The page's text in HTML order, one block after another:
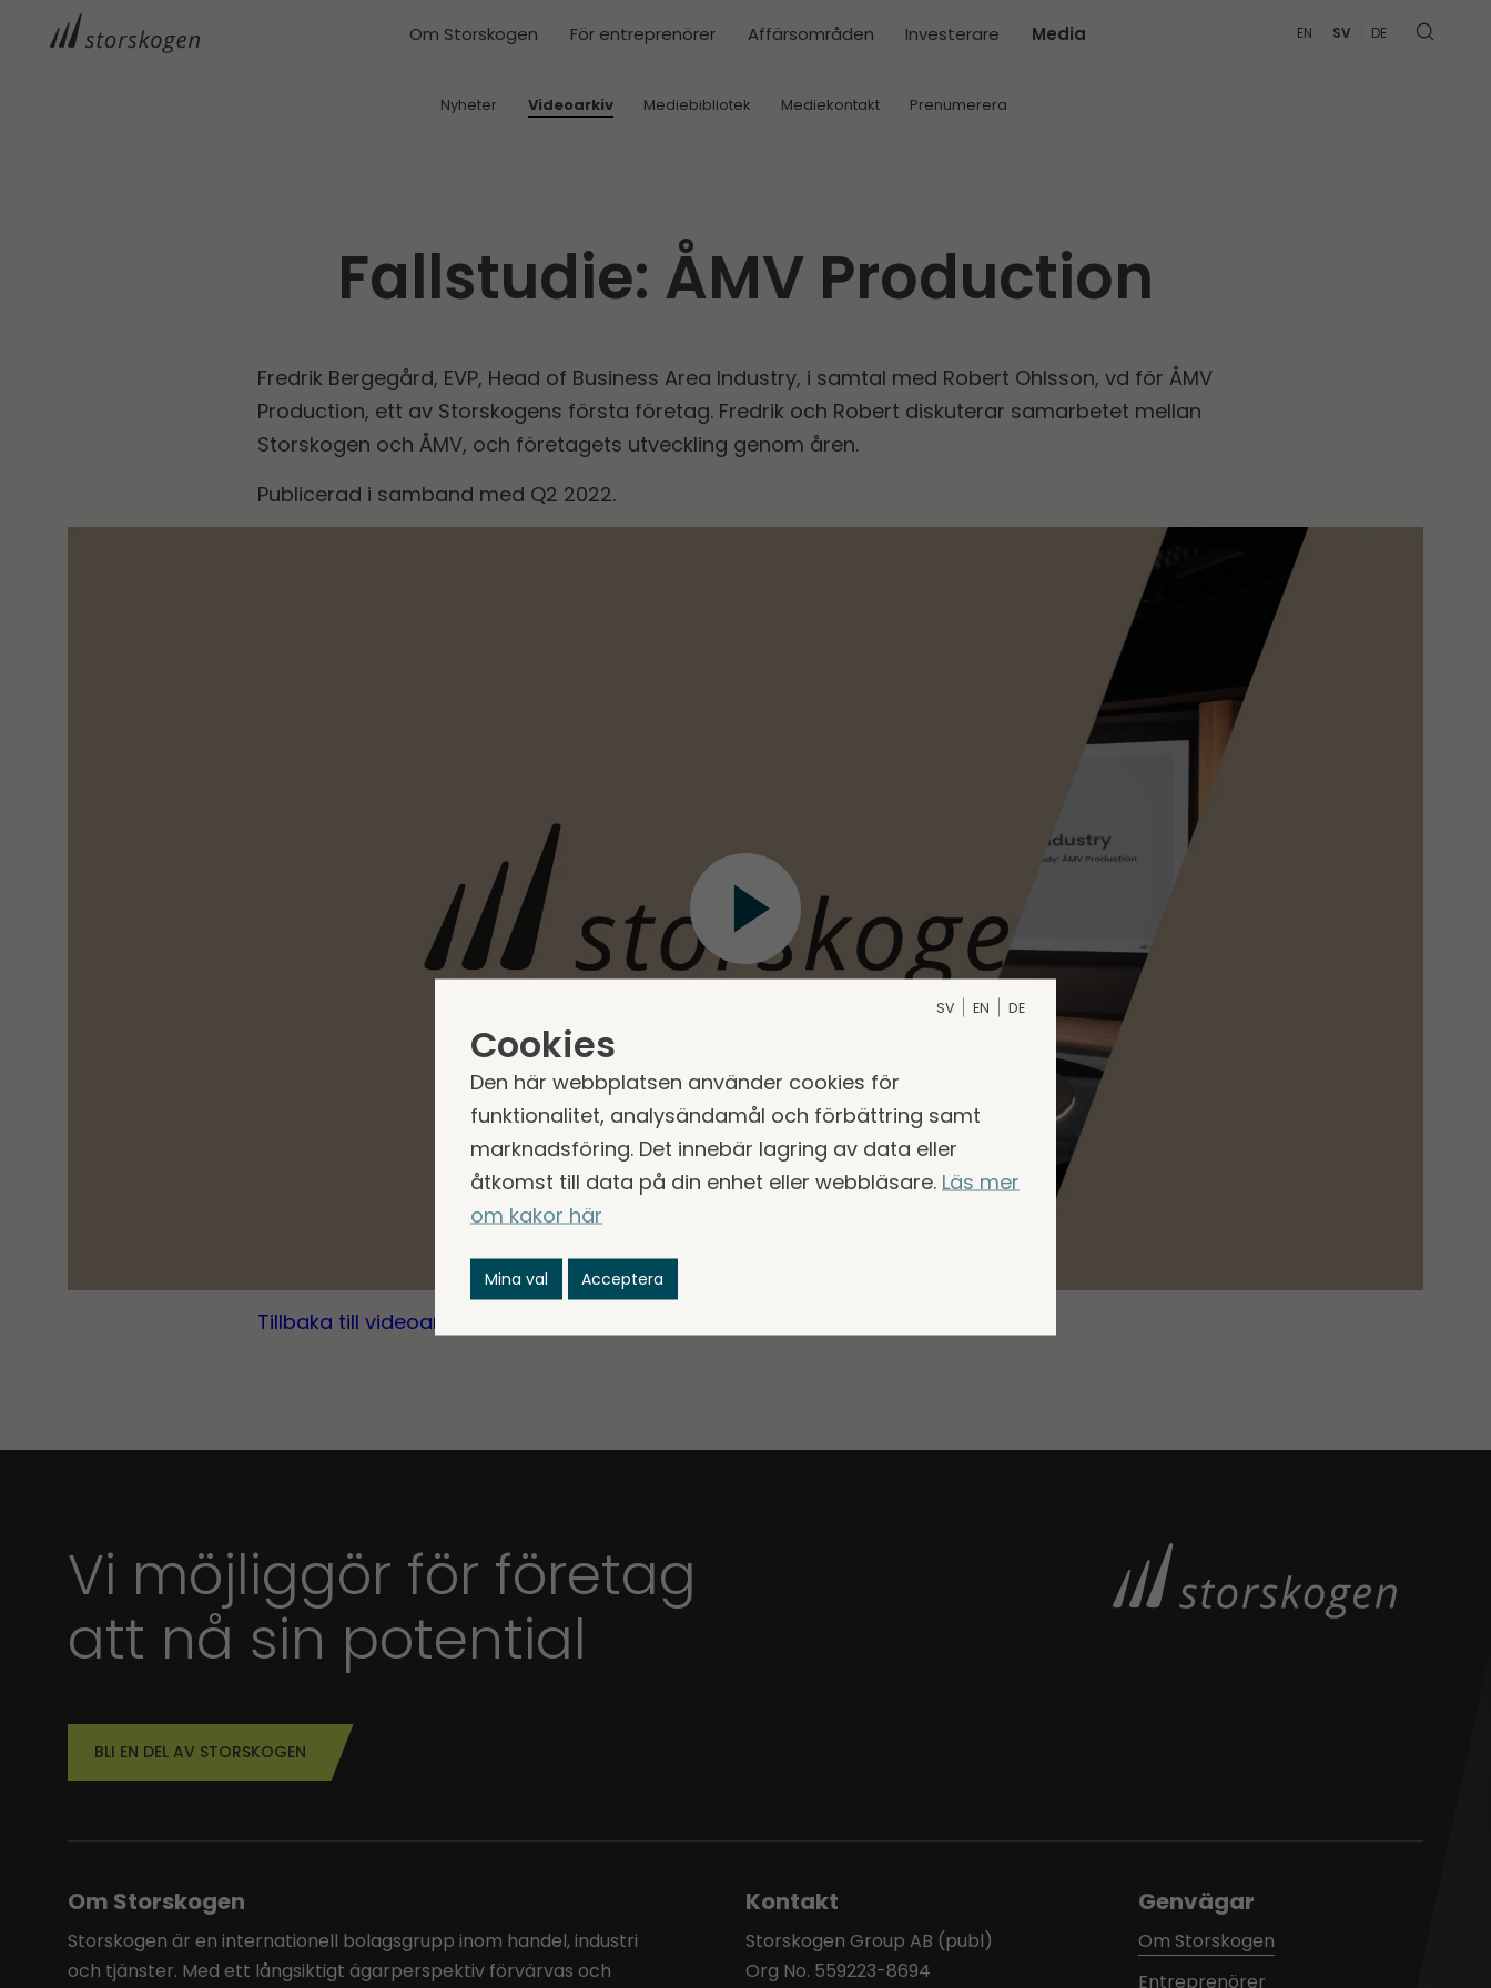
Om Storskogen För entreprenörer Affärsområden Investerare Media
Nyheter Videoarkiv Mediebibliotek Mediekontakt Prenumerera
EN SV DE
Fallstudie: ÅMV Production
Fredrik Bergegård, EVP, Head of Business Area Industry, i samtal med Robert Ohlsson, vd för ÅMV
Production, ett av Storskogens första företag. Fredrik och Robert diskuterar samarbetet mellan
Storskogen och ÅMV, och företagets utveckling genom åren.
Publicerad i samband med Q2 2022.
Tillbaka till videoarkivet
Vi möjliggör för företag
att nå sin potential
BLI EN DEL AV STORSKOGEN
Om Storskogen
Storskogen är en internationell bolagsgrupp inom handel, industri
och tjänster. Med ett långsiktigt ägarperspektiv förvärvas och
Kontakt
Storskogen Group AB (publ)
Org No. 559223-8694
Genvägar
Om Storskogen
Entreprenörer
SV EN DE
Cookies
Den här webbplatsen använder cookies för
funktionalitet, analysändamål och förbättring samt
marknadsföring. Det innebär lagring av data eller
åtkomst till data på din enhet eller webbläsare. Läs mer
om kakor här
Mina val Acceptera